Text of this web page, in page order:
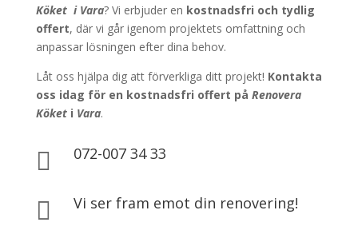
Köket i Vara? Vi erbjuder en kostnadsfri och tydlig
offert, där vi går igenom projektets omfattning och
anpassar lösningen efter dina behov.
Låt oss hjälpa dig att förverkliga ditt projekt! Kontakta
oss idag för en kostnadsfri offert på Renovera
Köketi Vara.
 072-007 34 33
 Vi ser fram emot din renovering!